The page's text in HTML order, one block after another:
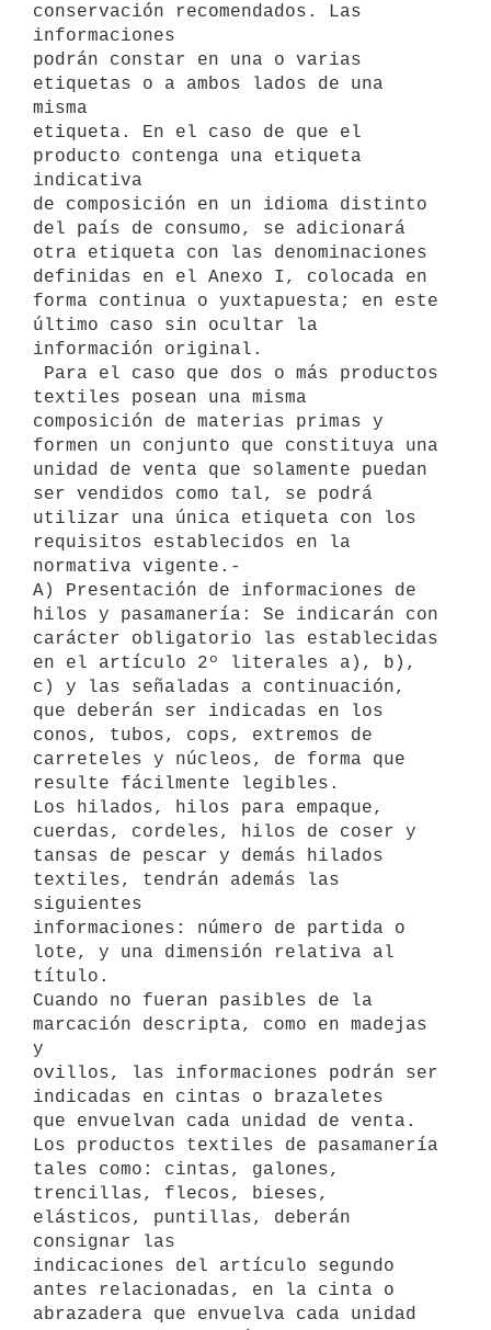
conservación recomendados. Las
informaciones
podrán constar en una o varias
etiquetas o a ambos lados de una
misma
etiqueta. En el caso de que el
producto contenga una etiqueta
indicativa
de composición en un idioma distinto
del país de consumo, se adicionará
otra etiqueta con las denominaciones
definidas en el Anexo I, colocada en
forma continua o yuxtapuesta; en este
último caso sin ocultar la
información original.
textiles posean una misma
composición de materias primas y
formen un conjunto que constituya una
unidad de venta que solamente puedan
ser vendidos como tal, se podrá
utilizar una única etiqueta con los
requisitos establecidos en la
normativa vigente.-
A) Presentación de informaciones de
hilos y pasamanería: Se indicarán con
carácter obligatorio las establecidas
en el artículo 2º literales a), b),
c) y las señaladas a continuación,
que deberán ser indicadas en los
conos, tubos, cops, extremos de
carreteles y núcleos, de forma que
resulte fácilmente legibles.
Los hilados, hilos para empaque,
cuerdas, cordeles, hilos de coser y
tansas de pescar y demás hilados
textiles, tendrán además las
siguientes
informaciones: número de partida o
lote, y una dimensión relativa al
título.
Cuando no fueran pasibles de la
marcación descripta, como en madejas
y
ovillos, las informaciones podrán ser
indicadas en cintas o brazaletes
que envuelvan cada unidad de venta.
Los productos textiles de pasamanería
tales como: cintas, galones,
trencillas, flecos, bieses,
elásticos, puntillas, deberán
consignar las
indicaciones del artículo segundo
antes relacionadas, en la cinta o
abrazadera que envuelva cada unidad